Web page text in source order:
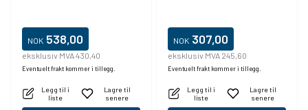
NOK 538,00
eksklusiv MVA 430,40
Eventuelt frakt kommer i tillegg.
Legg til i
liste
Lagre til
senere
NOK 307,00
eksklusiv MVA 245,60
Eventuelt frakt kommer i tillegg.
Legg til i
liste
Lagre til
senere